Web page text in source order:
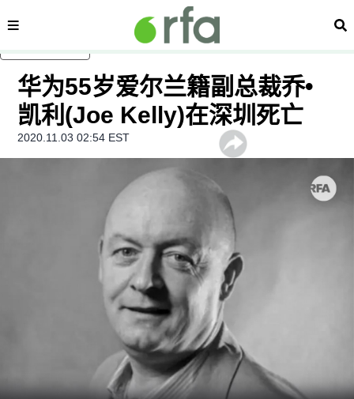
内容分类 搜
华为55岁爱尔兰籍副总裁乔•
凯利(Joe Kelly)在深圳死亡
2020.11.03 02:54 EST